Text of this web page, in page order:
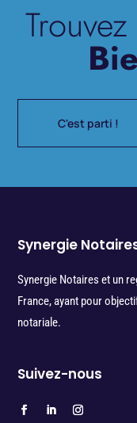
C'est parti !
Synergie
Synergie Notaires et un
France, ayant pour
notariale.
Suivez-nous